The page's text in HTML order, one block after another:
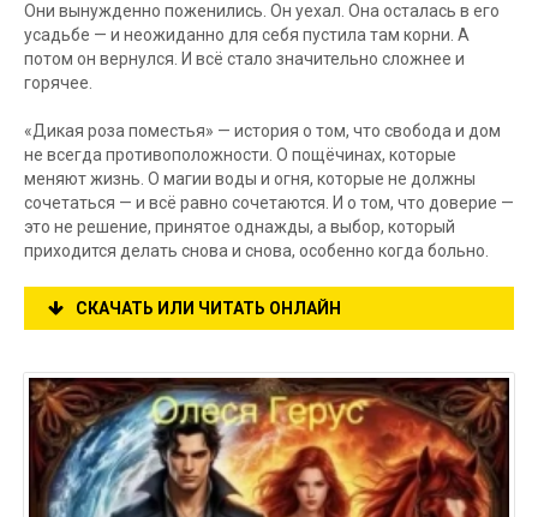
Они вынужденно поженились. Он уехал. Она осталась в его
усадьбе — и неожиданно для себя пустила там корни. А
потом он вернулся. И всё стало значительно сложнее и
горячее.
«Дикая роза поместья» — история о том, что свобода и дом
не всегда противоположности. О пощёчинах, которые
меняют жизнь. О магии воды и огня, которые не должны
сочетаться — и всё равно сочетаются. И о том, что доверие —
это не решение, принятое однажды, а выбор, который
приходится делать снова и снова, особенно когда больно.
СКАЧАТЬ ИЛИ ЧИТАТЬ ОНЛАЙН